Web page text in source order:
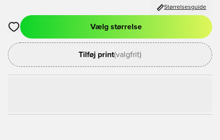
Størrelsesguide
Åbner en Modal til at logge ind eller tilmelde dig som medlem
Vælg størrelse
Tilføj print(valgfrit)